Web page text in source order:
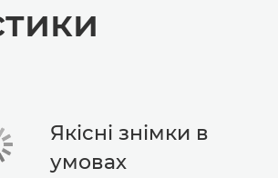
Якісні знімки в
умовах